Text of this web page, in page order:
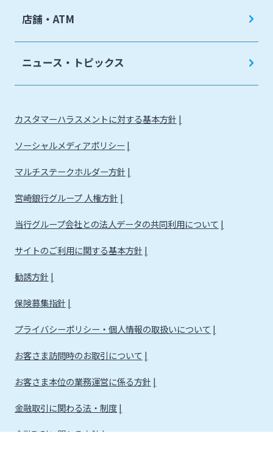
店舗・ATM
ニュース・トピックス
カスタマーハラスメントに対する基本方針
ソーシャルメディアポリシー
マルチステークホルダー方針
宮崎銀行グループ 人権方針
当行グループ会社との法人データの共同利用について
サイトのご利用に関する基本方針
勧誘方針
保険募集指針
プライバシーポリシー・個人情報の取扱いについて
お客さま訪問時のお取引について
お客さま本位の業務運営に係る方針
金融取引に関わる法・制度
金融取引に関わる方針